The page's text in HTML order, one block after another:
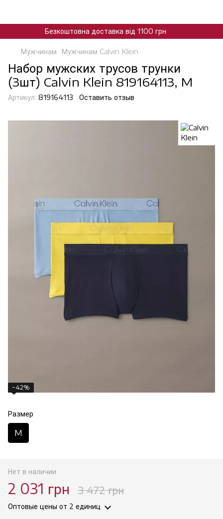
Безкоштовна доставка від 1100 грн
Мужчинам Мужчинам Calvin Klein
Набор мужских трусов трунки
(3шт) Calvin Klein 819164113, M
Артикул: 819164113 Оставить отзыв
−42%
Размер
M
Нет в наличии
2 031 грн 3 472 грн
Оптовые цены от 2 единиц